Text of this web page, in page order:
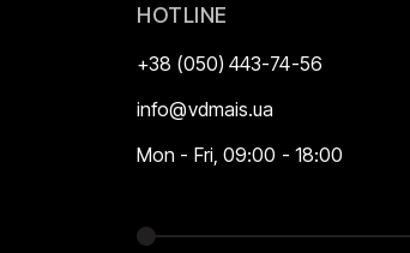
HOTLINE
+38 (050) 443-74-56
info@vdmais.ua
Mon - Fri, 09:00 - 18:00